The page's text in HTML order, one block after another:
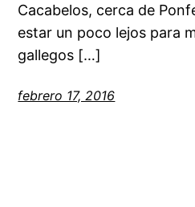
Cacabelos, cerca de
estar un poco lejos para
gallegos […]
febrero 17, 2016